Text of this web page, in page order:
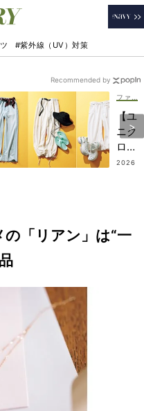
#紫外線（UV）対策
【ユ
ニク
ロも
大活
Yが
2026
Recommended by
の「リアン」は“一